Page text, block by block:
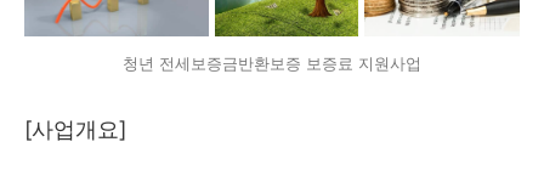
청년 전세보증금반환보증 보증료 지원사업
[사업개요]